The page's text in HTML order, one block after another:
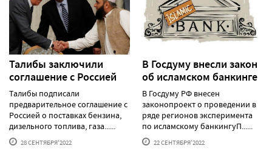
Талибы заключили
соглашение с Россией
Талибы подписали
предварительное соглашение с
Россией о поставках бензина,
дизельного топлива, газа......
28 СЕНТЯБРЯ'2022
В Госдуму внесли закон
об исламском банкинге
В Госдуму РФ внесен
законопроект о проведении в
ряде регионов эксперимента
по исламскому банкингуП......
22 СЕНТЯБРЯ'2022